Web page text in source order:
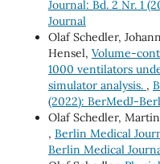
Journal: Bd. 2 Nr. 1
Journal
Olaf Schedler,
Hensel, Volume-
1000 ventilators
simulator analysis. ,
(2022): BerMedJ-
Olaf Schedler,
, Berlin Medical
Berlin Medical